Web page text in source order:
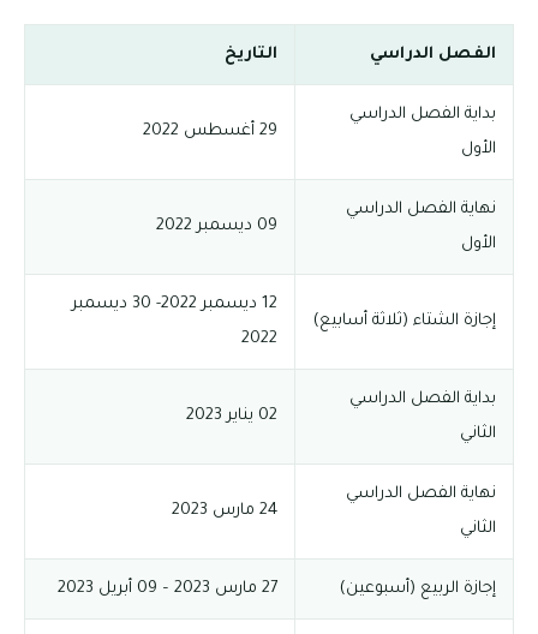
الفصل الدراسي التاريخ
بداية الفصل الدراسي
الأول
29 أغسطس 2022
نهاية الفصل الدراسي
الأول
09 ديسمبر 2022
إجازة الشتاء (ثلاثة أسابيع)
12 ديسمبر 2022- 30 ديسمبر
2022
بداية الفصل الدراسي
الثاني
02 يناير 2023
نهاية الفصل الدراسي
الثاني
24 مارس 2023
إجازة الربيع (أسبوعين) 27 مارس 2023 – 09 أبريل 2023